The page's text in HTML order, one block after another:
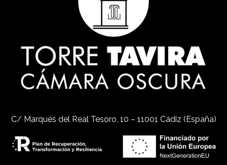
C/ Marqués del Real Tesoro, 10 – 11001 Cádiz (España)